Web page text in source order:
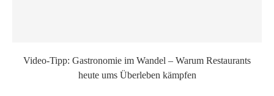
Video-Tipp: Gastronomie im Wandel – Warum Restaurants
heute ums Überleben kämpfen